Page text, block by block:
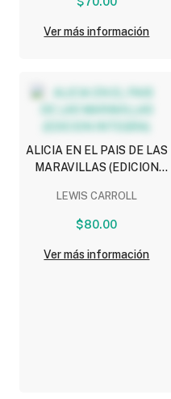
Ver más información
ALICIA EN EL PAIS DE LAS
MARAVILLAS (EDICION
LEWIS CARROLL
$80.00
Ver más información